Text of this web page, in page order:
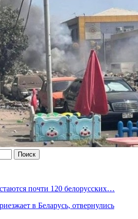
почти 120 белорусских…
в Беларусь, отвернулись